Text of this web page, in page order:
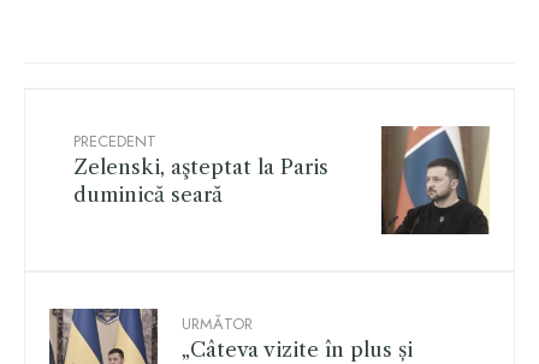
PRECEDENT
Zelenski, aşteptat la Paris
duminică seară
URMĂTOR
„Câteva vizite în plus și